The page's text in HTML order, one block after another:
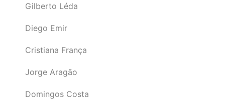
Gilberto Léda
Diego Emir
Cristiana França
Jorge Aragão
Domingos Costa